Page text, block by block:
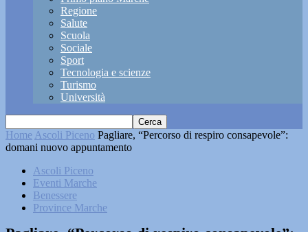
Regione
Salute
Scuola
Sociale
Sport
Tecnologia e scienze
Turismo
Università
Home Ascoli Piceno Pagliare, “Percorso di respiro consapevole”:
domani nuovo appuntamento
Ascoli Piceno
Eventi Marche
Benessere
Province Marche